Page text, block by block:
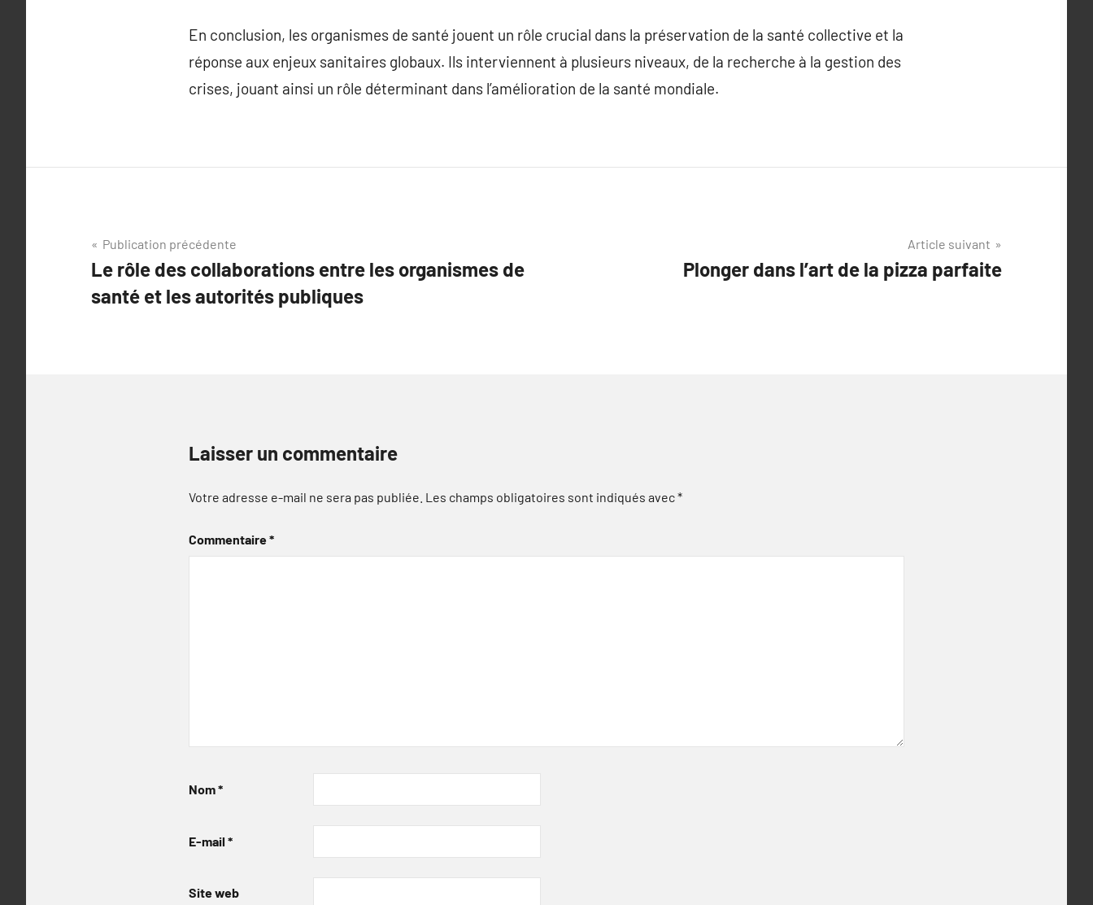
En conclusion, les organismes de santé jouent un rôle crucial dans la préservation de la santé collective et la
réponse aux enjeux sanitaires globaux. Ils interviennent à plusieurs niveaux, de la recherche à la gestion des
crises, jouant ainsi un rôle déterminant dans l’amélioration de la santé mondiale.
Navigation
de
l’article
Publication précédente
Le rôle des collaborations entre les organismes de
santé et les autorités publiques
Article suivant
Plonger dans l’art de la pizza parfaite
Laisser un commentaire
Votre adresse e-mail ne sera pas publiée. Les champs obligatoires sont indiqués avec*
Commentaire*
Nom*
E-mail *
Site web